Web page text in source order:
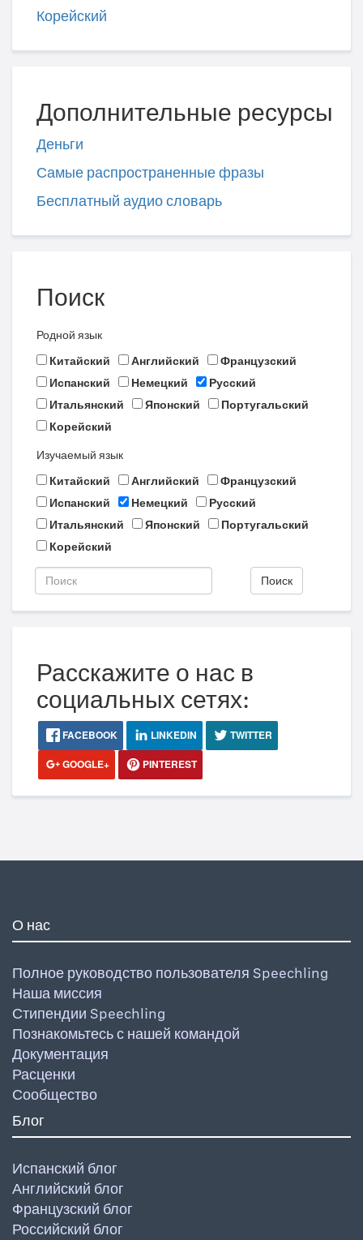
Корейский
Дополнительные ресурсы
Деньги
Самые распространенные фразы
Бесплатный аудио словарь
Поиск
Родной язык
Китайский
Английский
Французский
Испанский
Немецкий
Русский
Итальянский
Японский
Португальский
Корейский
Изучаемый язык
Китайский
Английский
Французский
Испанский
Немецкий
Русский
Итальянский
Японский
Португальский
Корейский
Поиск
Расскажите о нас в
социальных сетях:
FACEBOOK LINKEDIN
TWITTER
GOOGLE+
PINTEREST
О нас
Полное руководство пользователя Speechling
Наша миссия
Стипендии Speechling
Познакомьтесь с нашей командой
Документация
Расценки
Сообщество
Блог
Испанский блог
Английский блог
Французский блог
Российский блог